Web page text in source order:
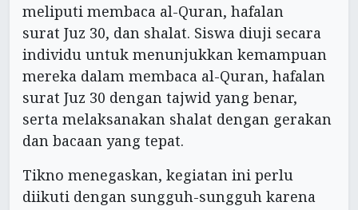
meliputi membaca al-Quran, hafalan
surat Juz 30, dan shalat. Siswa diuji secara
individu untuk menunjukkan kemampuan
mereka dalam membaca al-Quran, hafalan
surat Juz 30 dengan tajwid yang benar,
serta melaksanakan shalat dengan gerakan
dan bacaan yang tepat.
Tikno menegaskan, kegiatan ini perlu
diikuti dengan sungguh-sungguh karena